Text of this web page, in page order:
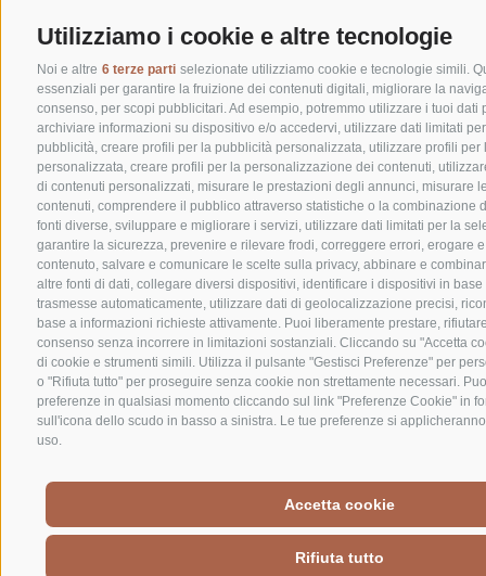
Utilizziamo i cookie e altre tecnologie
Noi e altre 6 terze parti selezionate utilizziamo cookie e tecnologie simili.
essenziali per garantire la fruizione dei contenuti digitali, migliorare la
consenso, per scopi pubblicitari. Ad esempio, potremmo utilizzare i tuoi dati
archiviare informazioni su dispositivo e/o accedervi, utilizzare dati limitati
pubblicità, creare profili per la pubblicità personalizzata, utilizzare profili
personalizzata, creare profili per la personalizzazione dei contenuti,
di contenuti personalizzati, misurare le prestazioni degli annunci, misurare
contenuti, comprendere il pubblico attraverso statistiche o la combinazione
fonti diverse, sviluppare e migliorare i servizi, utilizzare dati limitati per la
garantire la sicurezza, prevenire e rilevare frodi, correggere errori, erogare
contenuto, salvare e comunicare le scelte sulla privacy, abbinare e
altre fonti di dati, collegare diversi dispositivi, identificare i dispositivi in
trasmesse automaticamente, utilizzare dati di geolocalizzazione precisi,
base a informazioni richieste attivamente. Puoi liberamente prestare,
consenso senza incorrere in limitazioni sostanziali. Cliccando su "Accetta
di cookie e strumenti simili. Utilizza il pulsante "Gestisci Preferenze" per
o "Rifiuta tutto" per proseguire senza cookie non strettamente necessari.
preferenze in qualsiasi momento cliccando sul link "Preferenze Cookie" in
sull'icona dello scudo in basso a sinistra. Le tue preferenze si
uso.
Accetta cookie
Rifiuta tutto